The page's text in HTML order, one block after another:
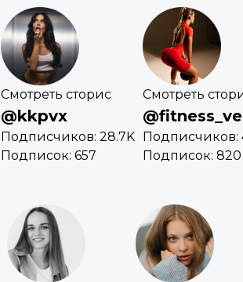
Смотреть сторис
@kkpvx
Подписчиков: 28.7K
Подписок: 657
Смотреть
Подписчиков:
Подписок: 820